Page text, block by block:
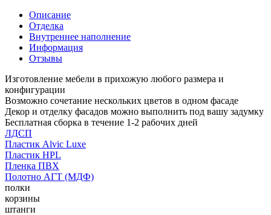
Описание
Отделка
Внутреннее наполнение
Информация
Отзывы
Изготовление мебели в прихожую любого размера и
конфигурации
Возможно сочетание нескольких цветов в одном фасаде
Декор и отделку фасадов можно выполнить под вашу задумку
Бесплатная сборка в течение 1-2 рабочих дней
ЛДСП
Пластик Alvic Luxe
Пластик HPL
Пленка ПВХ
Полотно АГТ (МДФ)
полки
корзины
штанги